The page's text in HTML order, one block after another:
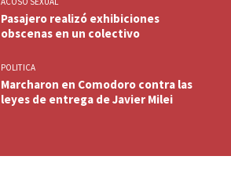
Pasajero realizó exhibiciones
obscenas en un colectivo
POLITICA
Marcharon en Comodoro contra las
leyes de entrega de Javier Milei